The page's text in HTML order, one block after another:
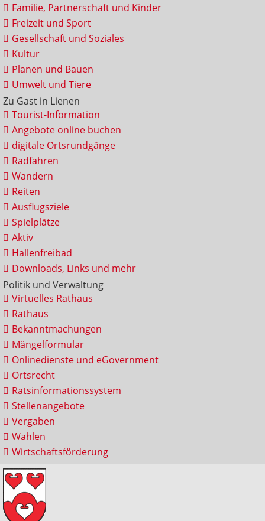
Familie, Partnerschaft und Kinder
Freizeit und Sport
Gesellschaft und Soziales
Kultur
Planen und Bauen
Umwelt und Tiere
Zu Gast in Lienen
Tourist-Information
Angebote online buchen
digitale Ortsrundgänge
Radfahren
Wandern
Reiten
Ausflugsziele
Spielplätze
Aktiv
Hallenfreibad
Downloads, Links und mehr
Politik und Verwaltung
Virtuelles Rathaus
Rathaus
Bekanntmachungen
Mängelformular
Onlinedienste und eGovernment
Ortsrecht
Ratsinformationssystem
Stellenangebote
Vergaben
Wahlen
Wirtschaftsförderung